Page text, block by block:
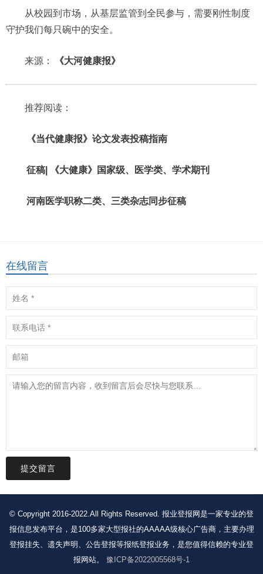
从校园到市场，从基层监管到全民参与，需要刚性制度
守护我们每只碗中的安全。
来源： 《大河健康报》
推荐阅读：
《当代健康报》论文发表投稿指南
征稿| 《大健康》国家级、医学类、学术期刊
河南医学职称二类、三类杂志同步征稿
在线留言
提交留言
© Copyright 2016-2022.All Rights Reserved. 报业登报网是一家专业的登
报信息发布平台，是100多家大型报社的AAAAA级核心广告商，主要办理
登报挂失、遗失声明、公告登报等报纸登报业务，是您值得信赖的专业登
报网站。 豫ICP备2022005568号-1